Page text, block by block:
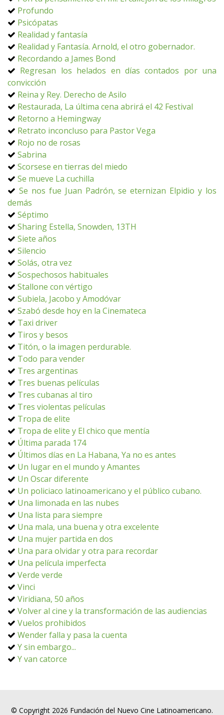
Profundo
Psicópatas
Realidad y fantasía
Realidad y Fantasía. Arnold, el otro gobernador.
Recordando a James Bond
Regresan los helados en días contados por una
convicción
Reina y Rey. Derecho de Asilo
Restaurada, La última cena abrirá el 42 Festival
Retorno a Hemingway
Retrato inconcluso para Pastor Vega
Rojo no de rosas
Sabrina
Scorsese en tierras del miedo
Se mueve La cuchilla
Se nos fue Juan Padrón, se eternizan Elpidio y los
demás
Séptimo
Sharing Estella, Snowden, 13TH
Siete años
Silencio
Solás, otra vez
Sospechosos habituales
Stallone con vértigo
Subiela, Jacobo y Amodóvar
Szabó desde hoy en la Cinemateca
Taxi driver
Tiros y besos
Titón, o la imagen perdurable.
Todo para vender
Tres argentinas
Tres buenas películas
Tres cubanas al tiro
Tres violentas películas
Tropa de elite
Tropa de elite y El chico que mentía
Última parada 174
Últimos días en La Habana, Ya no es antes
Un lugar en el mundo y Amantes
Un Oscar diferente
Un policiaco latinoamericano y el público cubano.
Una limonada en las nubes
Una lista para siempre
Una mala, una buena y otra excelente
Una mujer partida en dos
Una para olvidar y otra para recordar
Una película imperfecta
Verde verde
Vinci
Viridiana, 50 años
Volver al cine y la transformación de las audiencias
Vuelos prohibidos
Wender falla y pasa la cuenta
Y sin embargo...
Y van catorce
© Copyright 2026 Fundación del Nuevo Cine Latinoamericano.